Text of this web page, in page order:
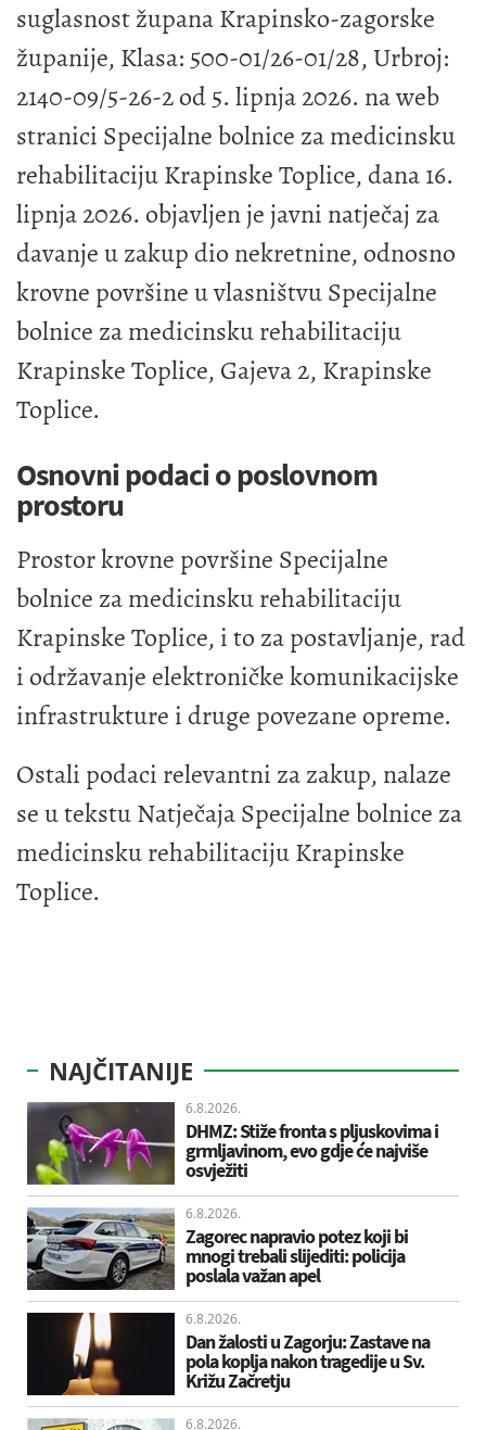
suglasnost župana Krapinsko-zagorske
županije, Klasa: 500-01/26-01/28, Urbroj:
2140-09/5-26-2 od 5. lipnja 2026. na web
stranici Specijalne bolnice za medicinsku
rehabilitaciju Krapinske Toplice, dana 16.
lipnja 2026. objavljen je javni natječaj za
davanje u zakup dio nekretnine, odnosno
krovne površine u vlasništvu Specijalne
bolnice za medicinsku rehabilitaciju
Krapinske Toplice, Gajeva 2, Krapinske
Toplice.
Osnovni podaci o poslovnom
prostoru
Prostor krovne površine Specijalne
bolnice za medicinsku rehabilitaciju
Krapinske Toplice, i to za postavljanje, rad
i održavanje elektroničke komunikacijske
infrastrukture i druge povezane opreme.
Ostali podaci relevantni za zakup, nalaze
se u tekstu Natječaja Specijalne bolnice za
medicinsku rehabilitaciju Krapinske
Toplice.
NAJČITANIJE
6.8.2026.
DHMZ: Stiže fronta s pljuskovima i
grmljavinom, evo gdje će najviše
osvježiti
6.8.2026.
Zagorec napravio potez koji bi
mnogi trebali slijediti: policija
poslala važan apel
6.8.2026.
Dan žalosti u Zagorju: Zastave na
pola koplja nakon tragedije u Sv.
Križu Začretju
6.8.2026.